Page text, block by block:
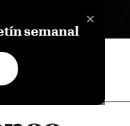
×
semanal